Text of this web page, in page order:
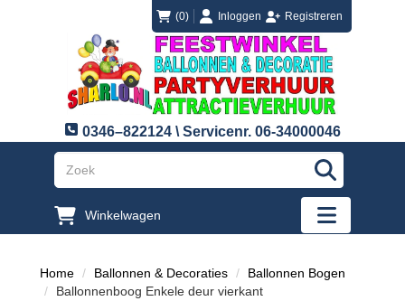
(0) loginInloggen
registreren Registreren
0346–822124 \ Servicenr. 06-34000046
"Zoeken
Winkelwagen
"Toggle
Home Ballonnen & Decoraties
Ballonnen Bogen
Ballonnenboog Enkele deur vierkant